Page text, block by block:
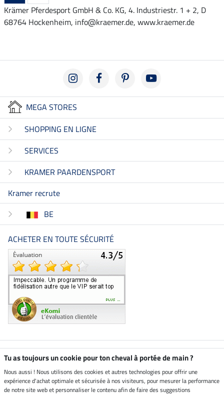
Krämer Pferdesport GmbH & Co. KG, 4. Industriestr. 1 + 2, D
68764 Hockenheim, info@kraemer.de, www.kraemer.de
MEGA STORES
SHOPPING EN LIGNE
SERVICES
KRAMER PAARDENSPORT
Kramer recrute
BE
ACHETER EN TOUTE SÉCURITÉ
Boutique climatiquement
neutre
Livraison par
Tu as toujours un cookie pour ton cheval à portée de main ?
Nous aussi ! Nous utilisons des cookies et autres technologies pour offrir une
expérience d'achat optimale et sécurisée à nos visiteurs, pour mesurer la performance
de notre site web et personnaliser le contenu afin de faire des suggestions